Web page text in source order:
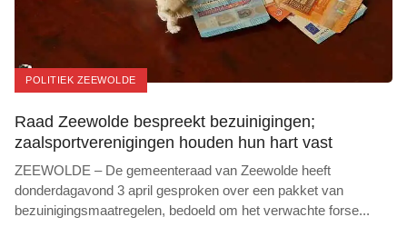
POLITIEK ZEEWOLDE
Raad Zeewolde bespreekt bezuinigingen;
zaalsportverenigingen houden hun hart vast
ZEEWOLDE – De gemeenteraad van Zeewolde heeft
donderdagavond 3 april gesproken over een pakket van
bezuinigingsmaatregelen, bedoeld om het verwachte forse...